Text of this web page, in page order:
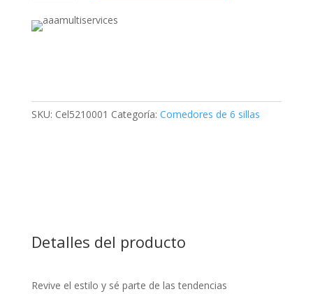
Sillas
Natural
SKU: Cel5210001 Categoría: Comedores de 6 sillas
Detalles del producto
Revive el estilo y sé parte de las tendencias